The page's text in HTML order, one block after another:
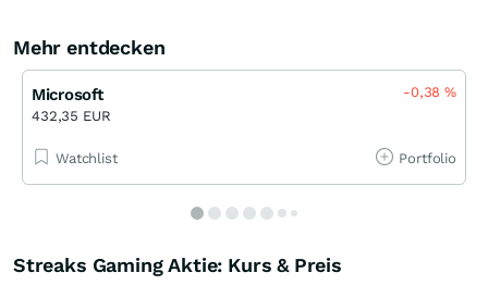
Mehr entdecken
Microsoft
432,35 EUR
-0,38%
Watchlist Portfolio
Streaks Gaming Aktie: Kurs & Preis